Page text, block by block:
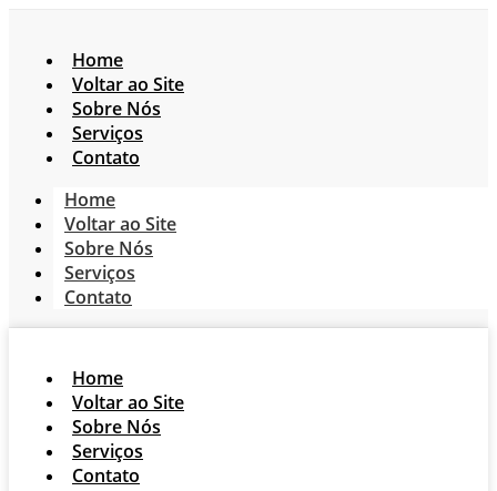
Home
Voltar ao Site
Sobre Nós
Serviços
Contato
Home
Voltar ao Site
Sobre Nós
Serviços
Contato
Home
Voltar ao Site
Sobre Nós
Serviços
Contato